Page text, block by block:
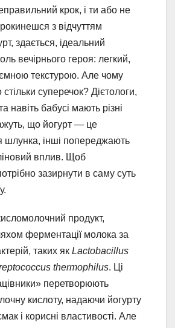
крок, і ти або не
з відчуттям
здається, ідеальний
вечірнього героя: легкий,
текстурою. Але чому
суперечок? Дієтологи,
навіть бабусі мають різні
що йогурт — це
шлунка, інші попереджають
вплив. Щоб
зазирнути в саму суть
продукт,
ферментації молока за
таких як Lactobacillus
thermophilus. Ці
перетворюють
кислоту, надаючи йогурту
і корисні властивості. Але